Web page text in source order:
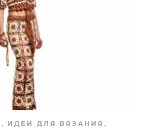
, ИДЕИ ДЛЯ ВЯЗАНИЯ ,